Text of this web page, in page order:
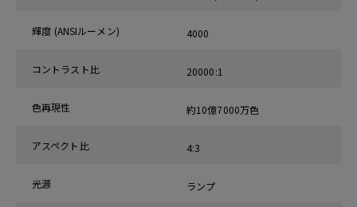
輝度 (ANSIルーメン) 4000
コントラスト比 20000:1
色再現性 約10億7000万色
アスペクト比 4:3
光源 ランプ